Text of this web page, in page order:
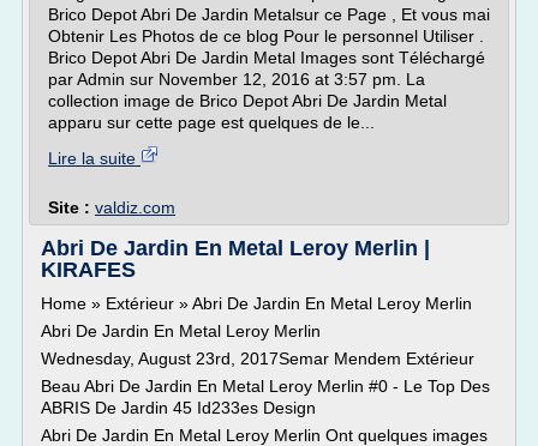
Brico Depot Abri De Jardin Metalsur ce Page , Et vous mai
Obtenir Les Photos de ce blog Pour le personnel Utiliser .
Brico Depot Abri De Jardin Metal Images sont Téléchargé
par Admin sur November 12, 2016 at 3:57 pm. La
collection image de Brico Depot Abri De Jardin Metal
apparu sur cette page est quelques de le...
Lire la suite
Site : valdiz.com
Abri De Jardin En Metal Leroy Merlin |
KIRAFES
Home » Extérieur » Abri De Jardin En Metal Leroy Merlin
Abri De Jardin En Metal Leroy Merlin
Wednesday, August 23rd, 2017Semar Mendem Extérieur
Beau Abri De Jardin En Metal Leroy Merlin #0 - Le Top Des
ABRIS De Jardin 45 Id233es Design
Abri De Jardin En Metal Leroy Merlin Ont quelques images